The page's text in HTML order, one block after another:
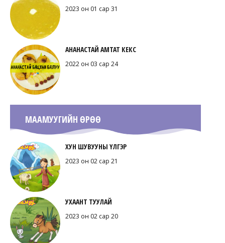
2023 он 01 сар 31
АНАНАСТАЙ АМТАТ КЕКС
2022 он 03 сар 24
МААМУУГИЙН ӨРӨӨ
ХУН ШУВУУНЫ ҮЛГЭР
2023 он 02 сар 21
УХААНТ ТУУЛАЙ
2023 он 02 сар 20